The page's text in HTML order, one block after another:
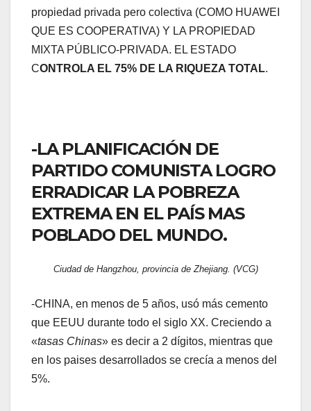
propiedad privada pero colectiva (COMO HUAWEI
QUE ES COOPERATIVA) Y LA PROPIEDAD
MIXTA PÚBLICO-PRIVADA. EL ESTADO
CONTROLA EL 75% DE LA RIQUEZA TOTAL.
-LA PLANIFICACIÓN DE
PARTIDO COMUNISTA LOGRO
ERRADICAR LA POBREZA
EXTREMA EN EL PAÍS MAS
POBLADO DEL MUNDO.
Ciudad de Hangzhou, provincia de Zhejiang. (VCG)
-CHINA, en menos de 5 años, usó más cemento
que EEUU durante todo el siglo XX. Creciendo a
«tasas Chinas» es decir a 2 dígitos, mientras que
en los paises desarrollados se crecía a menos del
5%.